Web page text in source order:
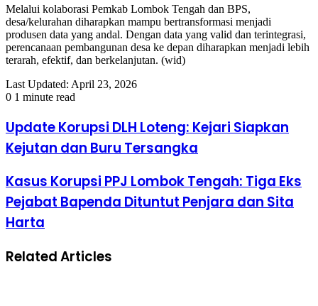
​Melalui kolaborasi Pemkab Lombok Tengah dan BPS,
desa/kelurahan diharapkan mampu bertransformasi menjadi
produsen data yang andal. Dengan data yang valid dan terintegrasi,
perencanaan pembangunan desa ke depan diharapkan menjadi lebih
terarah, efektif, dan berkelanjutan. (wid)
Last Updated: April 23, 2026
0 1 minute read
Update Korupsi DLH Loteng: Kejari Siapkan
Kejutan dan Buru Tersangka
Kasus Korupsi PPJ Lombok Tengah: Tiga Eks
Pejabat Bapenda Dituntut Penjara dan Sita
Harta
Related Articles